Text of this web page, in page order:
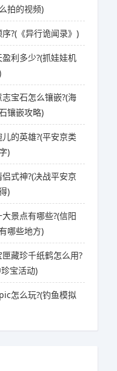
拍的视频)
?(《异行诡闻录》)
利多少?(抓娃娃机
宝石怎么镶嵌?(海
镶嵌攻略)
的英雄?(平安京类
)
式神?(决战平安京
)
景点有哪些?(信阳
哪些地方)
藏珍千纸鹤怎么用?
宝活动)
怎么玩?(钓鱼模拟